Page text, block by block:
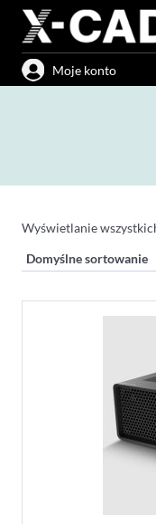
Przejdź
treści
Moje konto
Wyświetlanie